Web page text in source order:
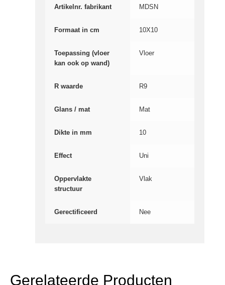
Artikelnr. fabrikant MDSN
Formaat in cm 10X10
Toepassing (vloer
kan ook op wand)
Vloer
R waarde R9
Glans / mat Mat
Dikte in mm 10
Effect Uni
Oppervlakte
structuur
Vlak
Gerectificeerd Nee
Gerelateerde Producten